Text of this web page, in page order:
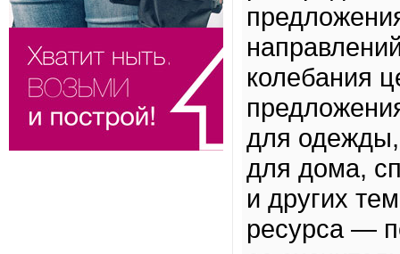
колебания
для одежды,
для дома,
и других
ресурса —